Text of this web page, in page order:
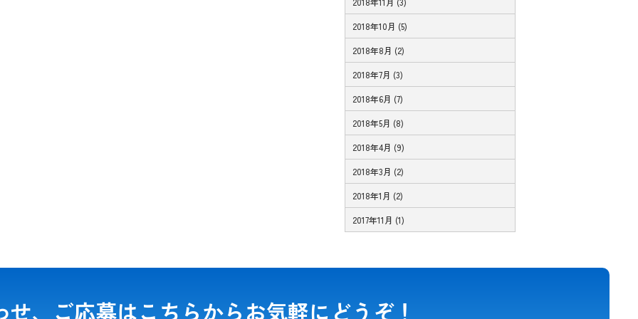
2018年10月 (5)
2018年8月 (2)
2018年7月 (3)
2018年6月 (7)
2018年5月 (8)
2018年4月 (9)
2018年3月 (2)
2018年1月 (2)
2017年11月 (1)
せ、ご応募はこちらからお気軽にどうぞ！